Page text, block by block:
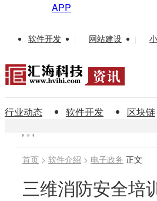
APP
软件开发 | 网站建设 |
行业动态 软件开发 区块链
首页 > 软件介绍 > 电子政务 正文
三维消防安全培